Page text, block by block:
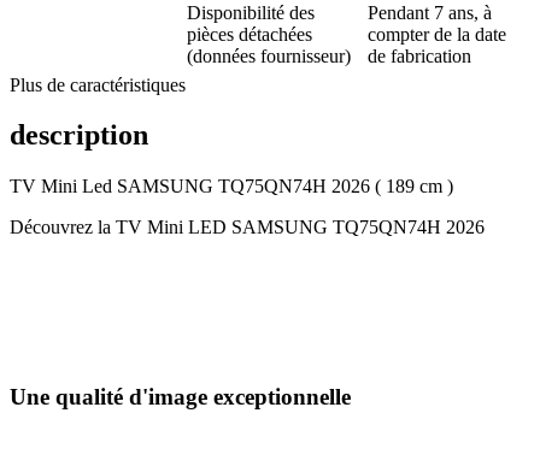
Disponibilité des
pièces détachées
(données fournisseur)
Pendant 7 ans, à
compter de la date
de fabrication
Plus de caractéristiques
description
TV Mini Led SAMSUNG TQ75QN74H 2026 ( 189 cm )
Découvrez la TV Mini LED SAMSUNG TQ75QN74H 2026
Une qualité d'image exceptionnelle